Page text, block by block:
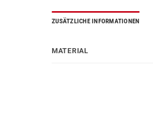
ZUSÄTZLICHE INFORMATIONEN
MATERIAL